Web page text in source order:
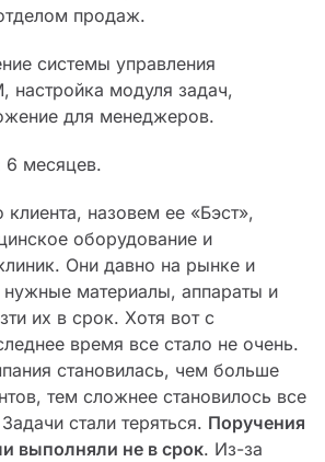
продаж.
системы управления
настройка модуля задач,
для менеджеров.
6 месяцев.
назовем ее «Бэст»,
оборудование и
Они давно на рынке и
нужные материалы, аппараты и
их в срок. Хотя вот с
время все стало не очень.
становилась, чем больше
тем сложнее становилось все
стали теряться. Поручения
выполняли не в срок. Из-за